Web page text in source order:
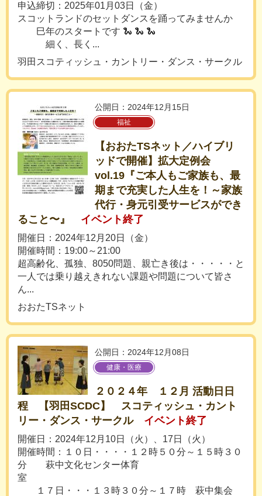
申込締切：2025年01月03日（金）
スコットランドのセットダンスを踊ってみませんか
巳年のスタートです 🐍 🐍 🐍
細く、長く...
羽田スコティッシュ・カントリー・ダンス・サークル
公開日：2024年12月15日
福祉
【おおたTSネット／ハイブリ
ッドで開催】拡大定例会
vol.19『ご本人もご家族も、最
期まで充実した人生を！～家族
代行・身元引受サービスができ
ること〜』
イベント終了
開催日：2024年12月20日（金）
開催時間：19:00～21:00
超高齢化、孤独、8050問題、親亡き後は・・・・・と
一人では乗り越えきれない課題や問題について皆さ
ん...
おおたTSネット
公開日：2024年12月08日
健康・医療
２０２４年 １２月 活動日日
程 【羽田SCDC】 スコティッシュ・カント
リー・ダンス・サークル
イベント終了
開催日：2024年12月10日（火）、17日（火）
開催時間：１０日・・・・１２時５０分～１５時３０
分 萩中文化センター体育
室
１７日・・・１３時３０分～１７時 萩中集会